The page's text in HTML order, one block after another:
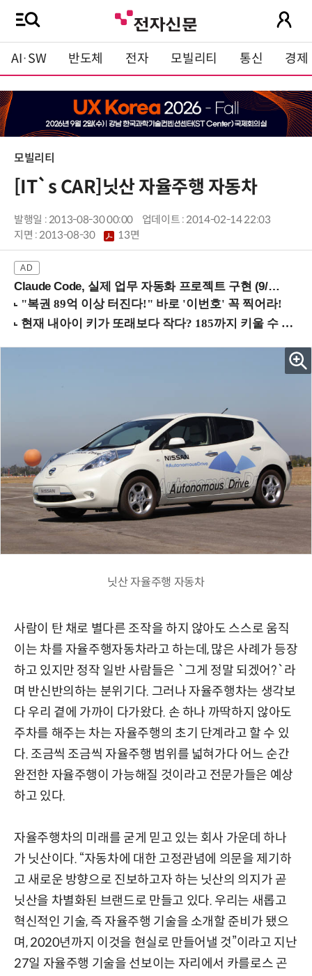
AI·SW 반도체 전자 모빌리티 통신 경제
모빌리티
[IT`s CAR]닛산 자율주행 자동차
발행일 : 2013-08-30 00:00
업데이트 : 2014-02-14 22:03
지면 :2013-08-30 13면
Claude Code, 실제 업무 자동화 프로젝트 구현 (9/16 ~17 강남역)
닛산 자율주행 자동차
사람이 탄 채로 별다른 조작을 하지 않아도 스스로 움직
이는 차를 자율주행자동차라고 하는데, 많은 사례가 등장
하고 있지만 정작 일반 사람들은 `그게 정말 되겠어?`라
며 반신반의하는 분위기다. 그러나 자율주행차는 생각보
다 우리 곁에 가까이 다가왔다. 손 하나 까딱하지 않아도
주차를 해주는 차는 자율주행의 초기 단계라고 할 수 있
다. 조금씩 조금씩 자율주행 범위를 넓혀가다 어느 순간
완전한 자율주행이 가능해질 것이라고 전문가들은 예상
하고 있다.
자율주행차의 미래를 굳게 믿고 있는 회사 가운데 하나
가 닛산이다. “자동차에 대한 고정관념에 의문을 제기하
고 새로운 방향으로 진보하고자 하는 닛산의 의지가 곧
닛산을 차별화된 브랜드로 만들고 있다. 우리는 새롭고
혁신적인 기술, 즉 자율주행 기술을 소개할 준비가 됐으
며, 2020년까지 이것을 현실로 만들어낼 것”이라고 지난
27일 자율주행 기술을 선보이는 자리에서 카를로스 곤